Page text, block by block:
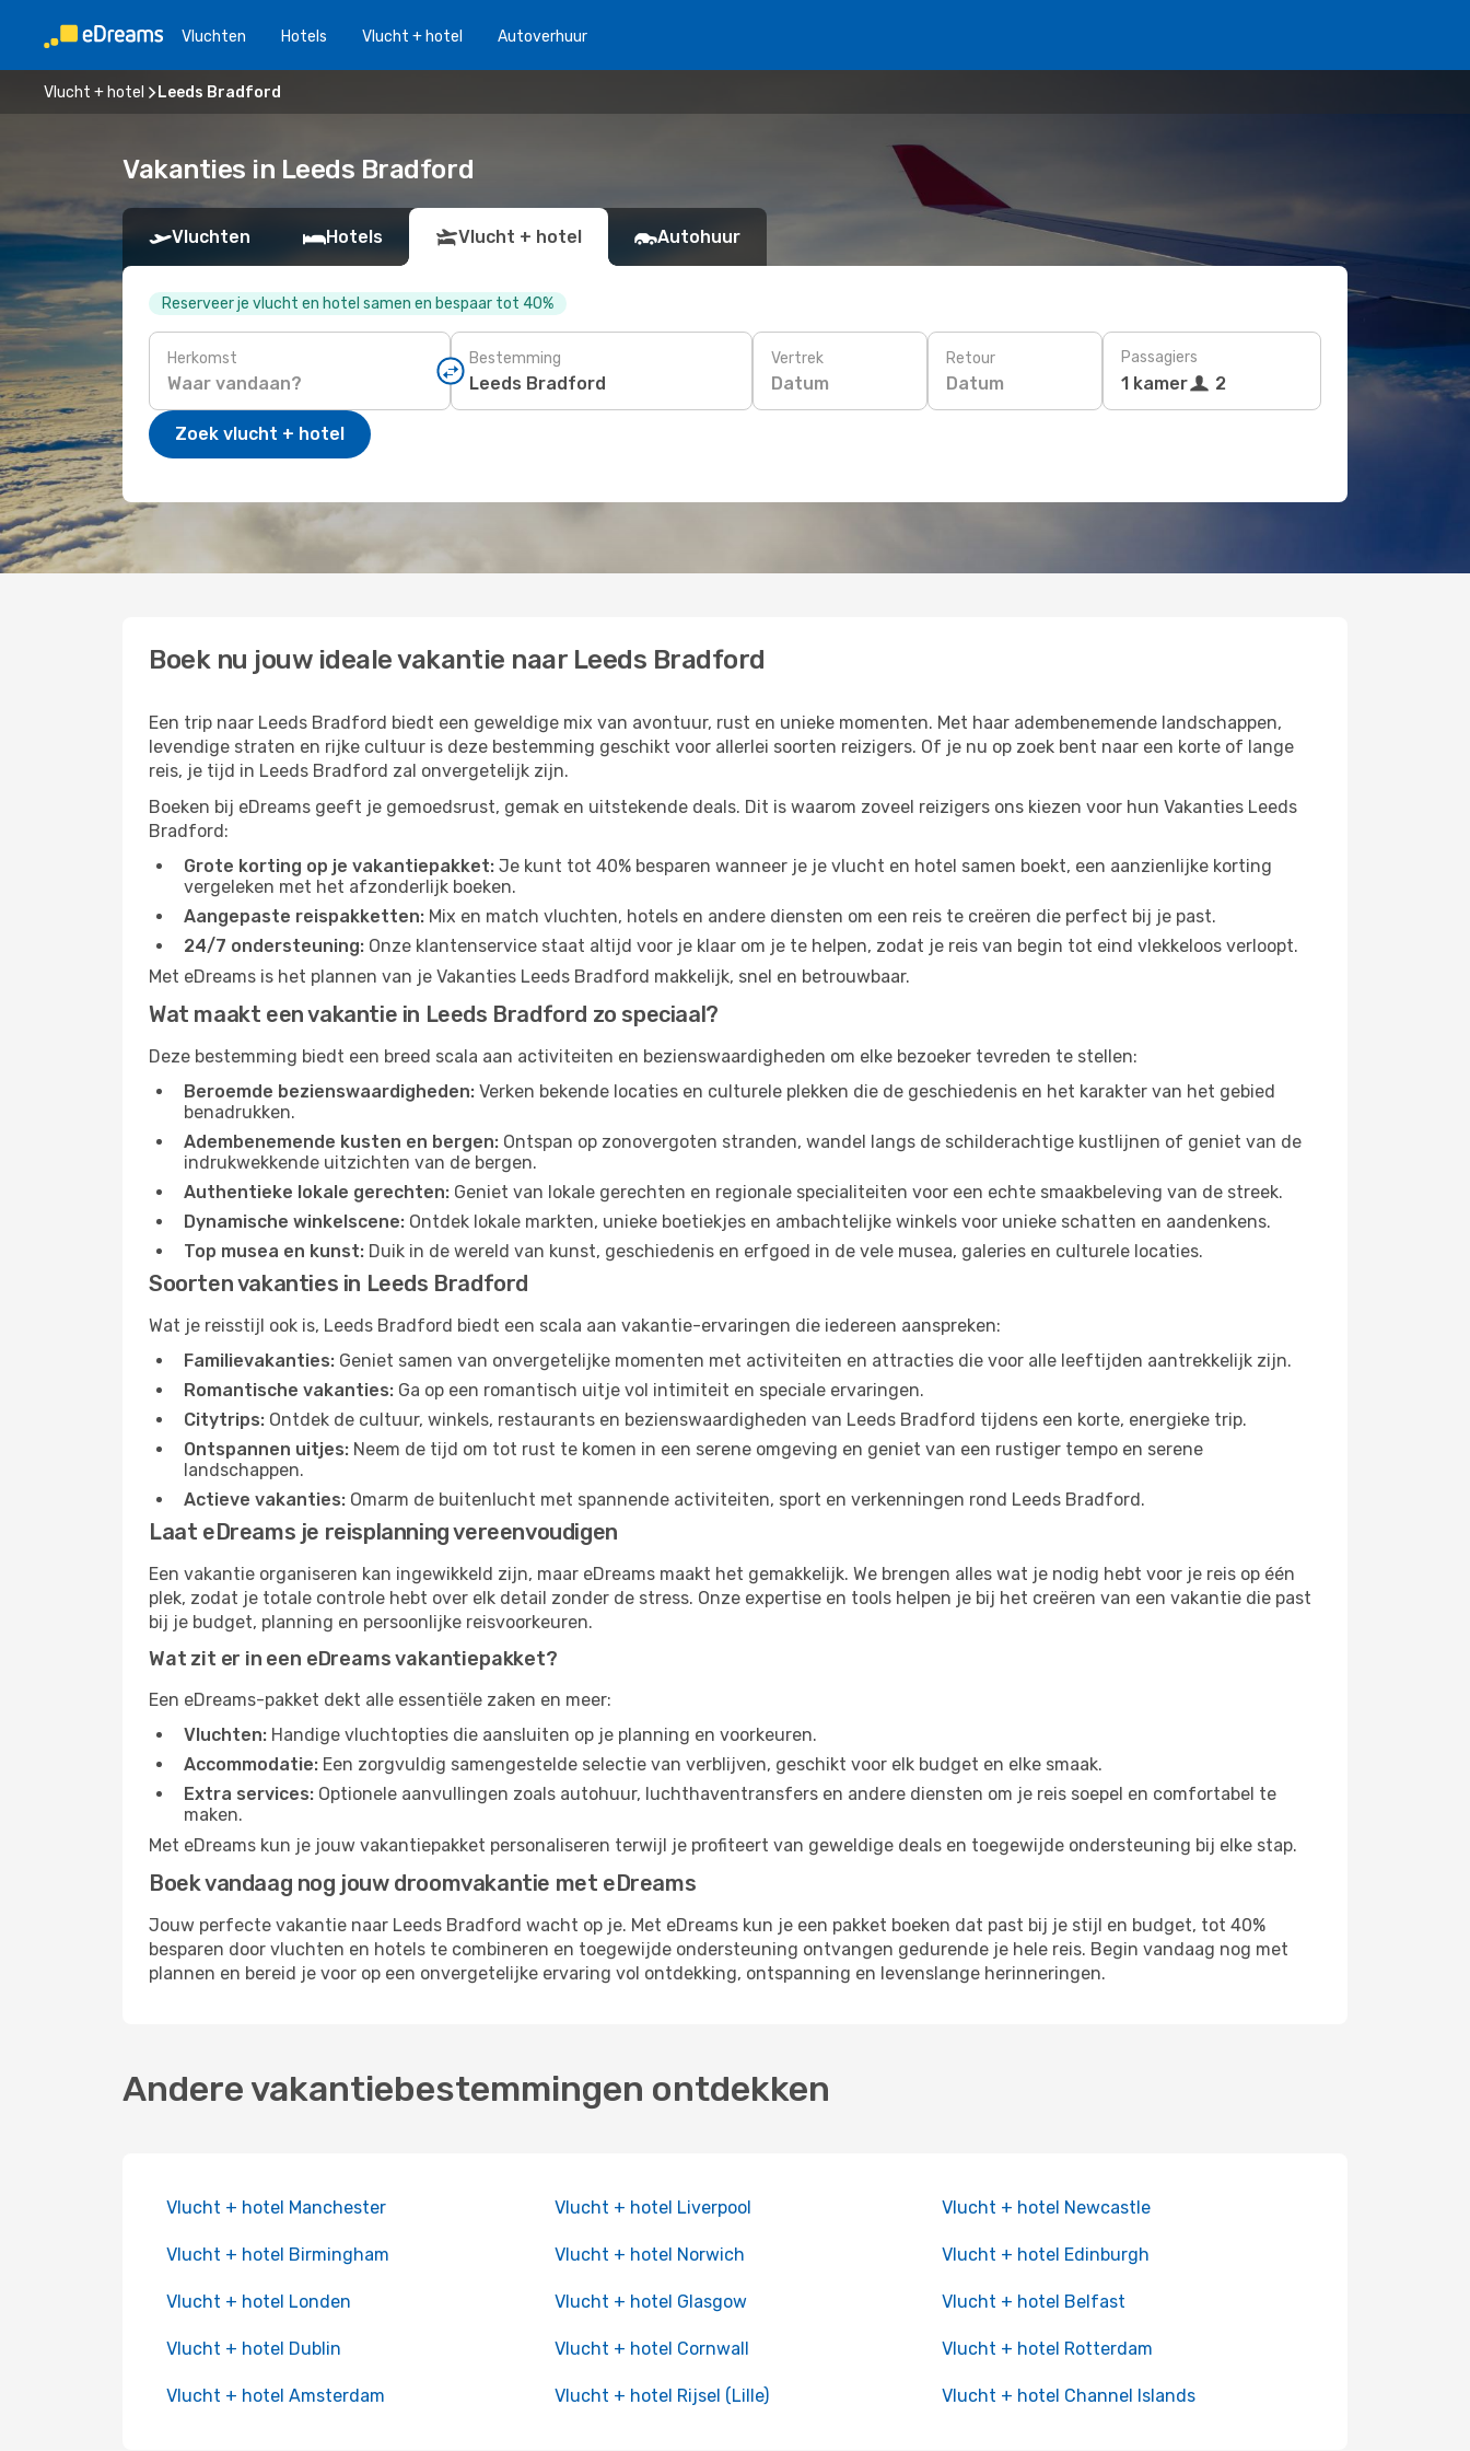
Vluchten Hotels Vlucht + hotel Autoverhuur
Vlucht + hotel Leeds Bradford
Vakanties in Leeds Bradford
Vluchten Hotels Vlucht + hotel Autohuur
Reserveer je vlucht en hotel samen en bespaar tot 40%
Herkomst Bestemming Vertrek
Datum
Retour
Datum
Passagiers
1 kamer 2
Zoek vlucht + hotel
Boek nu jouw ideale vakantie naar Leeds Bradford
Een trip naar Leeds Bradford biedt een geweldige mix van avontuur, rust en unieke momenten. Met haar adembenemende landschappen,
levendige straten en rijke cultuur is deze bestemming geschikt voor allerlei soorten reizigers. Of je nu op zoek bent naar een korte of lange
reis, je tijd in Leeds Bradford zal onvergetelijk zijn.
Boeken bij eDreams geeft je gemoedsrust, gemak en uitstekende deals. Dit is waarom zoveel reizigers ons kiezen voor hun Vakanties Leeds
Bradford:
Grote korting op je vakantiepakket: Je kunt tot 40% besparen wanneer je je vlucht en hotel samen boekt, een aanzienlijke korting
vergeleken met het afzonderlijk boeken.
Aangepaste reispakketten: Mix en match vluchten, hotels en andere diensten om een reis te creëren die perfect bij je past.
24/7 ondersteuning: Onze klantenservice staat altijd voor je klaar om je te helpen, zodat je reis van begin tot eind vlekkeloos verloopt.
Met eDreams is het plannen van je Vakanties Leeds Bradford makkelijk, snel en betrouwbaar.
Wat maakt een vakantie in Leeds Bradford zo speciaal?
Deze bestemming biedt een breed scala aan activiteiten en bezienswaardigheden om elke bezoeker tevreden te stellen:
Beroemde bezienswaardigheden: Verken bekende locaties en culturele plekken die de geschiedenis en het karakter van het gebied
benadrukken.
Adembenemende kusten en bergen: Ontspan op zonovergoten stranden, wandel langs de schilderachtige kustlijnen of geniet van de
indrukwekkende uitzichten van de bergen.
Authentieke lokale gerechten: Geniet van lokale gerechten en regionale specialiteiten voor een echte smaakbeleving van de streek.
Dynamische winkelscene: Ontdek lokale markten, unieke boetiekjes en ambachtelijke winkels voor unieke schatten en aandenkens.
Top musea en kunst: Duik in de wereld van kunst, geschiedenis en erfgoed in de vele musea, galeries en culturele locaties.
Soorten vakanties in Leeds Bradford
Wat je reisstijl ook is, Leeds Bradford biedt een scala aan vakantie-ervaringen die iedereen aanspreken:
Familievakanties: Geniet samen van onvergetelijke momenten met activiteiten en attracties die voor alle leeftijden aantrekkelijk zijn.
Romantische vakanties: Ga op een romantisch uitje vol intimiteit en speciale ervaringen.
Citytrips: Ontdek de cultuur, winkels, restaurants en bezienswaardigheden van Leeds Bradford tijdens een korte, energieke trip.
Ontspannen uitjes: Neem de tijd om tot rust te komen in een serene omgeving en geniet van een rustiger tempo en serene
landschappen.
Actieve vakanties: Omarm de buitenlucht met spannende activiteiten, sport en verkenningen rond Leeds Bradford.
Laat eDreams je reisplanning vereenvoudigen
Een vakantie organiseren kan ingewikkeld zijn, maar eDreams maakt het gemakkelijk. We brengen alles wat je nodig hebt voor je reis op één
plek, zodat je totale controle hebt over elk detail zonder de stress. Onze expertise en tools helpen je bij het creëren van een vakantie die past
bij je budget, planning en persoonlijke reisvoorkeuren.
Wat zit er in een eDreams vakantiepakket?
Een eDreams-pakket dekt alle essentiële zaken en meer:
Vluchten: Handige vluchtopties die aansluiten op je planning en voorkeuren.
Accommodatie: Een zorgvuldig samengestelde selectie van verblijven, geschikt voor elk budget en elke smaak.
Extra services: Optionele aanvullingen zoals autohuur, luchthaventransfers en andere diensten om je reis soepel en comfortabel te
maken.
Met eDreams kun je jouw vakantiepakket personaliseren terwijl je profiteert van geweldige deals en toegewijde ondersteuning bij elke stap.
Boek vandaag nog jouw droomvakantie met eDreams
Jouw perfecte vakantie naar Leeds Bradford wacht op je. Met eDreams kun je een pakket boeken dat past bij je stijl en budget, tot 40%
besparen door vluchten en hotels te combineren en toegewijde ondersteuning ontvangen gedurende je hele reis. Begin vandaag nog met
plannen en bereid je voor op een onvergetelijke ervaring vol ontdekking, ontspanning en levenslange herinneringen.
Andere vakantiebestemmingen ontdekken
Vlucht + hotel Manchester Vlucht + hotel Liverpool Vlucht + hotel Newcastle
Vlucht + hotel Birmingham Vlucht + hotel Norwich Vlucht + hotel Edinburgh
Vlucht + hotel Londen Vlucht + hotel Glasgow Vlucht + hotel Belfast
Vlucht + hotel Dublin Vlucht + hotel Cornwall Vlucht + hotel Rotterdam
Vlucht + hotel Amsterdam Vlucht + hotel Rijsel (Lille) Vlucht + hotel Channel Islands